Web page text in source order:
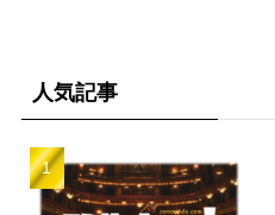
人気記事